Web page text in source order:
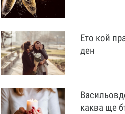
Ето кой
ден
каква ще